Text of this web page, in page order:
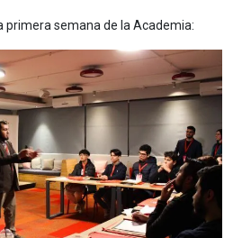
primera semana de la Academia: